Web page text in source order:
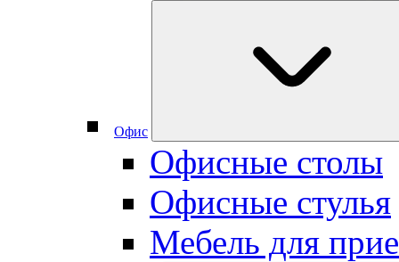
Офис
Офисные столы
Офисные стулья
Мебель для